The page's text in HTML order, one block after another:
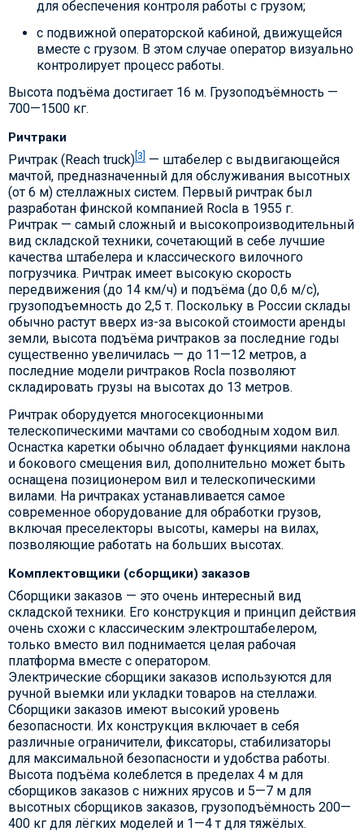
для обеспечения контроля работы с грузом;
с подвижной операторской кабиной, движущейся
вместе с грузом. В этом случае оператор визуально
контролирует процесс работы.
Высота подъёма достигает 16 м. Грузоподъёмность —
700—1500 кг.
Ричтраки
Ричтрак (Reach truck) [3] — штабелер с выдвигающейся
мачтой, предназначенный для обслуживания высотных
(от 6 м) стеллажных систем. Первый ричтрак был
разработан финской компанией Rocla в 1955 г.
Ричтрак — самый сложный и высокопроизводительный
вид складской техники, сочетающий в себе лучшие
качества штабелера и классического вилочного
погрузчика. Ричтрак имеет высокую скорость
передвижения (до 14 км/ч) и подъёма (до 0,6 м/с),
грузоподъемность до 2,5 т. Поскольку в России склады
обычно растут вверх из-за высокой стоимости аренды
земли, высота подъёма ричтраков за последние годы
существенно увеличилась — до 11—12 метров, а
последние модели ричтраков Rocla позволяют
складировать грузы на высотах до 13 метров.
Ричтрак оборудуется многосекционными
телескопическими мачтами со свободным ходом вил.
Оснастка каретки обычно обладает функциями наклона
и бокового смещения вил, дополнительно может быть
оснащена позиционером вил и телескопическими
вилами. На ричтраках устанавливается самое
современное оборудование для обработки грузов,
включая преселекторы высоты, камеры на вилах,
позволяющие работать на больших высотах.
Комплектовщики (сборщики) заказов
Сборщики заказов — это очень интересный вид
складской техники. Его конструкция и принцип действия
очень схожи с классическим электроштабелером,
только вместо вил поднимается целая рабочая
платформа вместе с оператором.
Электрические сборщики заказов используются для
ручной выемки или укладки товаров на стеллажи.
Сборщики заказов имеют высокий уровень
безопасности. Их конструкция включает в себя
различные ограничители, фиксаторы, стабилизаторы
для максимальной безопасности и удобства работы.
Высота подъёма колеблется в пределах 4 м для
сборщиков заказов с нижних ярусов и 5—7 м для
высотных сборщиков заказов, грузоподъёмность 200—
400 кг для лёгких моделей и 1—4 т для тяжёлых.